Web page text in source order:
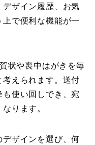
ザイン履歴、お気
で便利な機能が一
状や喪中はがきを毎
えられます。送付
使い回しでき、宛
ります。
ザインを選び、何